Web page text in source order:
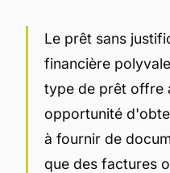
Le prêt sans
financière
type de prêt offre
opportunité
à fournir de
que des factures